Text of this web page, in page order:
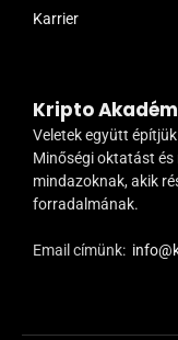
Karrier
Kripto
Veletek együtt
Minőségi oktatást
mindazoknak, akik
forradalmának.
Email címünk: